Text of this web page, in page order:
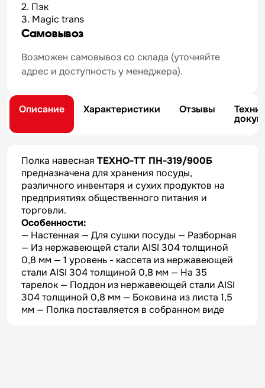
2. Пэк
3. Magic trans
Самовывоз
Возможен самовывоз со склада (уточняйте
адрес и доступность у менеджера).
Описание Характеристики Отзывы
Полка навесная ТЕХНО-ТТ ПН-319/900Б
предназначена для хранения посуды,
различного инвентаря и сухих продуктов на
предприятиях общественного питания и
торговли.
Особенности:
— Настенная — Для сушки посуды — Разборная
— Из нержавеющей стали AISI 304 толщиной
0,8 мм — 1 уровень - кассета из нержавеющей
стали AISI 304 толщиной 0,8 мм — На 35
тарелок — Поддон из нержавеющей стали AISI
304 толщиной 0,8 мм — Боковина из листа 1,5
мм — Полка поставляется в собранном виде